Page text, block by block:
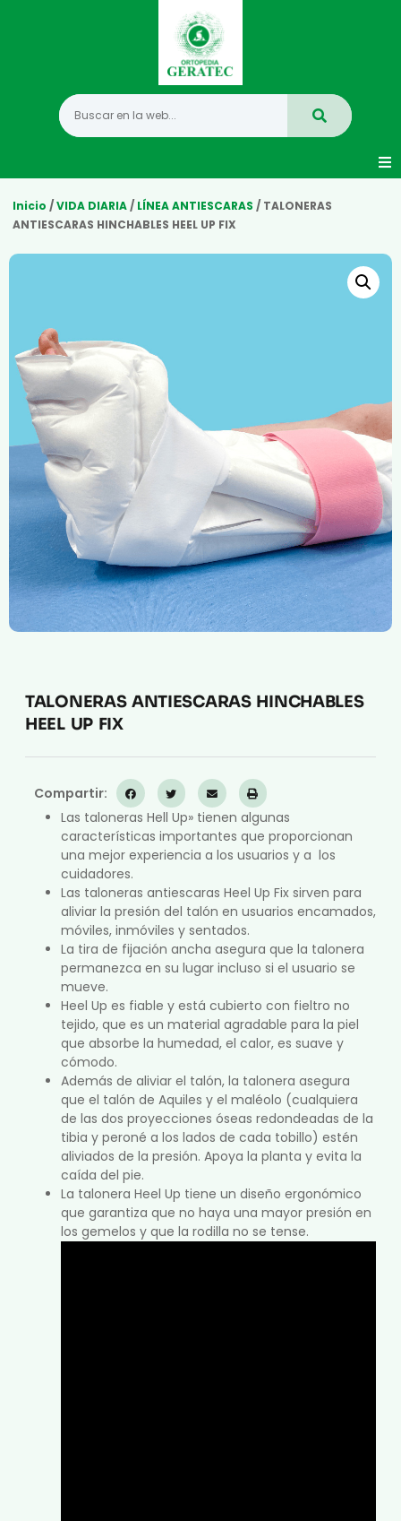
Movilidad
Infantil
Mastectomia
Compresión Médica
Fabricación a Medida
Zona XXL
Alquiler
Inicio /VIDA DIARIA/ LÍNEA ANTIESCARAS / TALONERAS
ANTIESCARAS HINCHABLES HEEL UP FIX
TALONERAS ANTIESCARAS HINCHABLES
HEEL UP FIX
Compartir:
Las taloneras Hell Up» tienen algunas
características importantes que proporcionan
una mejor experiencia a los usuarios y a los
cuidadores.
Las taloneras antiescaras Heel Up Fix sirven para
aliviar la presión del talón en usuarios encamados,
móviles, inmóviles y sentados.
La tira de fijación ancha asegura que la talonera
permanezca en su lugar incluso si el usuario se
mueve.
Heel Up es fiable y está cubierto con fieltro no
tejido, que es un material agradable para la piel
que absorbe la humedad, el calor, es suave y
cómodo.
Además de aliviar el talón, la talonera asegura
que el talón de Aquiles y el maléolo (cualquiera
de las dos proyecciones óseas redondeadas de la
tibia y peroné a los lados de cada tobillo) estén
aliviados de la presión. Apoya la planta y evita la
caída del pie.
La talonera Heel Up tiene un diseño ergonómico
que garantiza que no haya una mayor presión en
los gemelos y que la rodilla no se tense.